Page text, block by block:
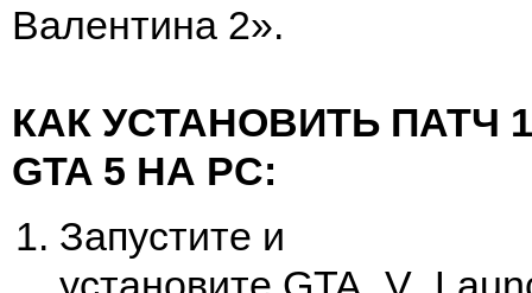
Валентина 2».
КАК УСТАНОВИТЬ ПАТЧ
GTA 5 НА PC:
Запустите и